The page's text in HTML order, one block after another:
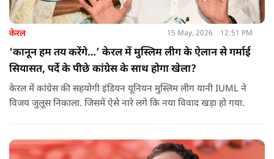
केरल 15 May, 2026 12:51 PM
‘कानून हम तय करेंगे…’ केरल में मुस्लिम लीग के ऐलान से गर्माई
सियासत, पर्दे के पीछे कांग्रेस के साथ होगा खेला?
केरल में कांग्रेस की सहयोगी इंडियन यूनियन मुस्लिम लीग यानी IUML ने
विजय जुलूस निकाला. जिसमें ऐसे नारे लगे कि नया विवाद खड़ा हो गया.